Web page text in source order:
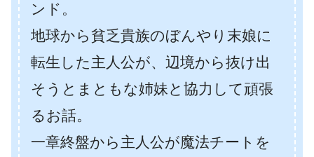
ンド。
地球から貧乏貴族のぼんやり末娘に
転生した主人公が、辺境から抜け出
そうとまともな姉妹と協力して頑張
るお話。
一章終盤から主人公が魔法チートを